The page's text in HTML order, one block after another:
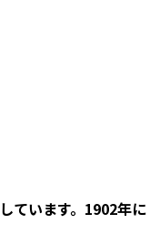
ています。1902年に